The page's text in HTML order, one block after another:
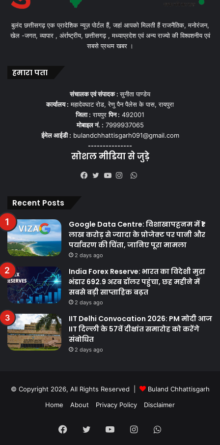
बुलंद छत्तीसगढ़ एक प्रादेशिक न्यूज़ पोर्टल हैं, जहां आपको मिलती हैं राजनैतिक, मनोरंजन,
खेल -जगत, व्यापार , अंर्राष्ट्रीय, छत्तीसगढ़ , मध्याप्रदेश एवं अन्य राज्यो की विश्वशनीय एवं
सबसे प्रथम खबर ।
हमारा पता
संचालक एवं संपादक :सुनीता पाण्डेय
कार्यालय : महादेवघाट रोड, रेणु पैन पैलेस के पास, रायपुरा
जिला : रायपुरपिन : 492001
मोबाइल नं. : 7999937065
ईमेल आईडी : bulandchhattisgarh091@gmail.com
---------------
सोशल मीडिया से जुड़े
WhatsApp
Recent Posts
Google Data Centre: विशाखापट्टनम में ₹1
लाख करोड़ से ज्यादा के प्रोजेक्ट पर पानी और
पर्यावरण की चिंता, जानिए पूरा मामला
2 days ago
India Forex Reserve: भारत का विदेशी मुद्रा
भंडार 692.9 अरब डॉलर पहुंचा, छह महीने में
सबसे बड़ी साप्ताहिक बढ़त
2 days ago
IIT Delhi Convocation 2026: PM मोदी आज
IIT दिल्ली के 57वें दीक्षांत समारोह को करेंगे
संबोधित
2 days ago
© Copyright 2026, All Rights Reserved |
Buland Chhattisgarh
Home
About Privacy Policy Disclaimer
Facebook
Twitter YouTubeInstagramWhatsApp